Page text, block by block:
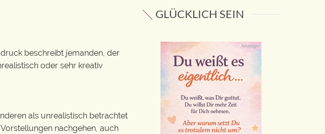
beschreibt jemanden, der
oder sehr kreativ
als unrealistisch betrachtet
nachgehen, auch
GLÜCKLICH SEIN